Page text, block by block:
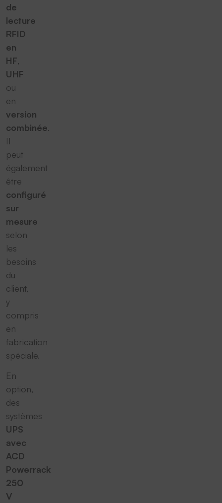
de
lecture
RFID
en
HF,
UHF
ou
en
version
combinée.
Il
peut
également
être
configuré
sur
mesure
selon
les
besoins
du
client,
y
compris
en
fabrication
spéciale.
En
option,
des
systèmes
UPS
avec
ACD
Powerrack
250
V